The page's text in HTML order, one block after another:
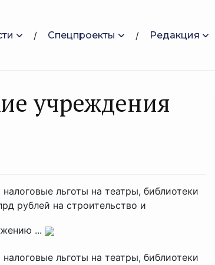
Спецпроекты Редакция
учреждения
льготы на театры, библиотеки
рублей на строительство и
...
льготы на театры, библиотеки